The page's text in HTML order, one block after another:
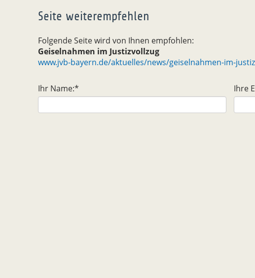
Seite weiterempfehlen
Folgende Seite wird von Ihnen empfohlen:
Geiselnahmen im Justizvollzug
www.jvb-bayern.de/aktuelles/news/geiselnahmen-im-
Ihr Name:* Ihre